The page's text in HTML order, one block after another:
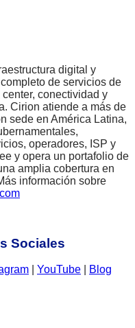
digital y
de servicios de
conectividad y
Cirion atiende a más de
sede en América Latina,
operadores, ISP y
y opera un portafolio de
amplia cobertura en
información sobre
Sociales
YouTube Blog